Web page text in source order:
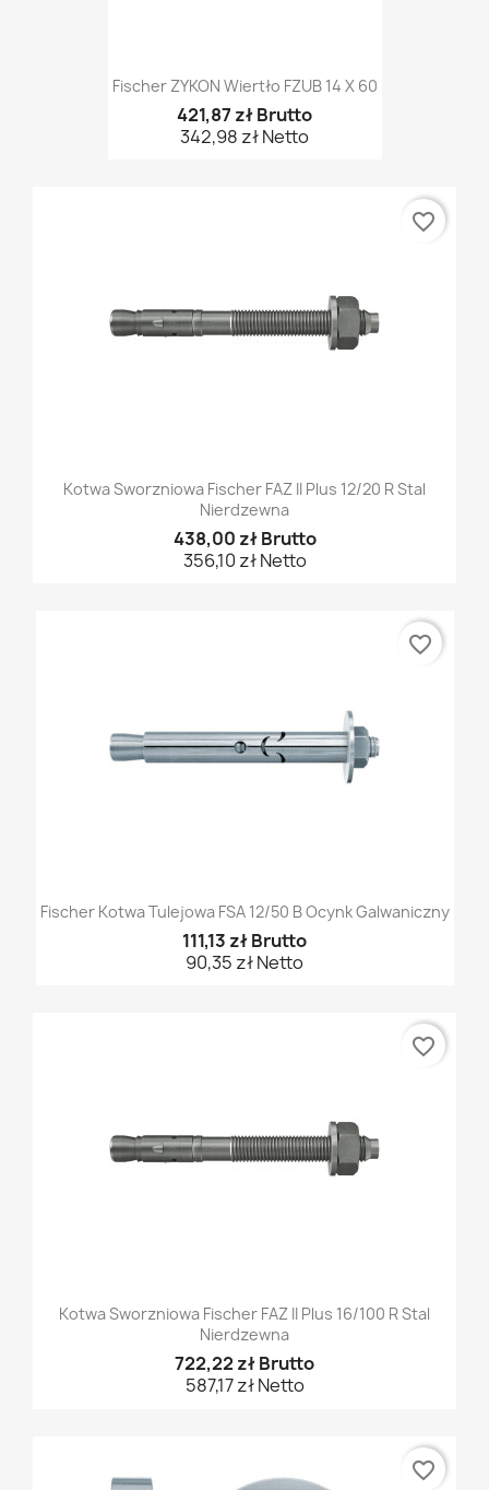
Fischer ZYKON Wiertło FZUB 14 X 60
421,87 zł Brutto
342,98 zł Netto
Kotwa Sworzniowa Fischer FAZ II Plus 12/20 R Stal
Nierdzewna
438,00 zł Brutto
356,10 zł Netto
favorite_border
Fischer Kotwa Tulejowa FSA 12/50 B Ocynk Galwaniczny
111,13 zł Brutto
90,35 zł Netto
favorite_border
Kotwa Sworzniowa Fischer FAZ II Plus 16/100 R Stal
Nierdzewna
722,22 zł Brutto
587,17 zł Netto
favorite_border
favorite_border